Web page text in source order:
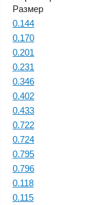
Размер
0.144
0.170
0.201
0.231
0.346
0.402
0.433
0.722
0.724
0.795
0.796
0.118
0.115